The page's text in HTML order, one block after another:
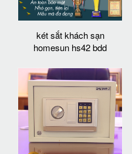
két sắt khách sạn
homesun hs42 bdd